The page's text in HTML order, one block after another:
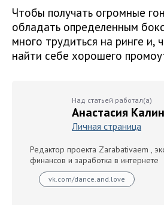
Чтобы получать огромные
обладать определенным
много трудиться на ринге и,
найти себе хорошего
Над статьей работал(а)
Анастасия
Личная страница
Редактор проекта Zarabativaem ,
финансов и заработка в интернете
vk.com/dance.and.love